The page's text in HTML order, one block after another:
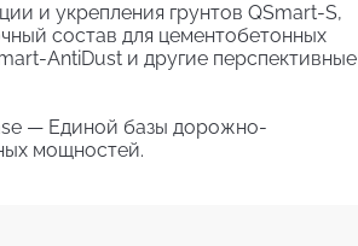
и укрепления грунтов QSmart-S,
состав для цементобетонных
AntiDust и другие перспективные
— Единой базы дорожно-
мощностей.